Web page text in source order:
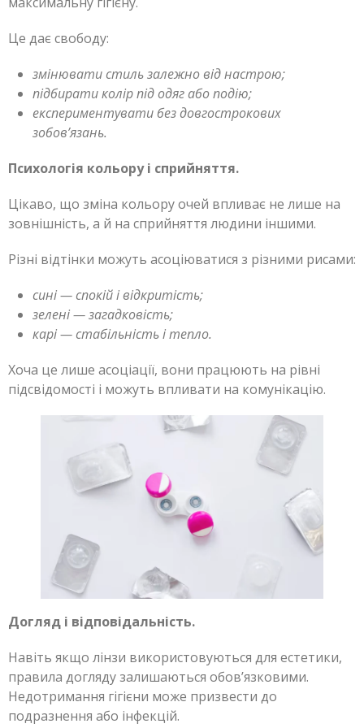
Це дає свободу:
змінювати стиль залежно від настрою;
підбирати колір під одяг або подію;
експериментувати без довгострокових
зобов’язань.
Психологія кольору і сприйняття.
Цікаво, що зміна кольору очей впливає не лише на
зовнішність, а й на сприйняття людини іншими.
Різні відтінки можуть асоціюватися з різними рисами:
сині — спокій і відкритість;
зелені — загадковість;
карі — стабільність і тепло.
Хоча це лише асоціації, вони працюють на рівні
підсвідомості і можуть впливати на комунікацію.
Догляд і відповідальність.
Навіть якщо лінзи використовуються для естетики,
правила догляду залишаються обов’язковими.
Недотримання гігієни може призвести до
подразнення або інфекцій.